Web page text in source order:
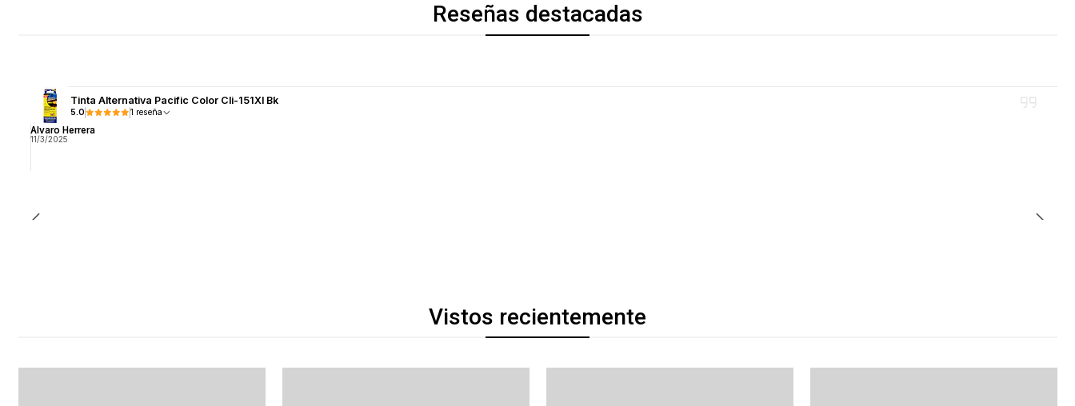
Reseñas destacadas
Tinta Alternativa Pacific Color Cli-151Xl Bk
5.0 1 reseña
Alvaro Herrera
11/3/2025
Vistos recientemente